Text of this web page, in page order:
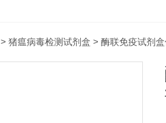
> 猪瘟病毒检测试剂盒 > 酶联免疫试剂